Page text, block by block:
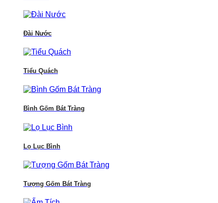
Đài Nước
Tiểu Quách
Bình Gốm Bát Tràng
Lọ Lục Bình
Tượng Gốm Bát Tràng